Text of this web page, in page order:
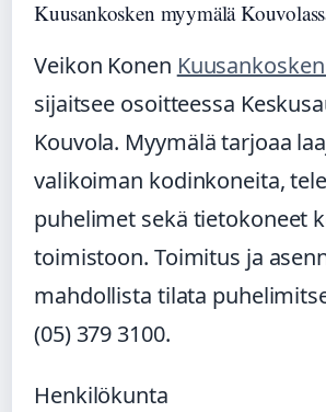
Kuusankosken myymälä
Veikon Konen
sijaitsee osoitteessa
Kouvola. Myymälä tarjoaa
valikoiman kodinkoneita,
puhelimet sekä tietokoneet
toimistoon. Toimitus ja
mahdollista tilata
(05) 379 3100.
Henkilökunta